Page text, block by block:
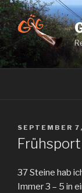
Zum
Inhalt
springen
AM
SEPTEMBER
Frühsport
37 Steine hab
Immer 3 – 5 in